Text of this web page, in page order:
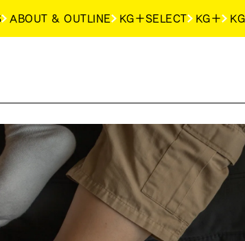
ABOUT & OUTLINE KG＋SELECT KG＋